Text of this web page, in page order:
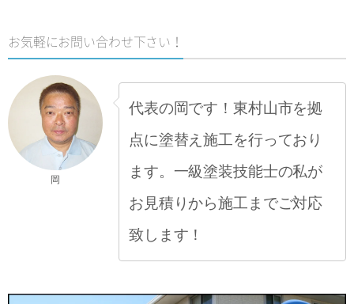
お気軽にお問い合わせ下さい！
岡
代表の岡です！東村山市を拠
点に塗替え施工を行っており
ます。一級塗装技能士の私が
お見積りから施工までご対応
致します！